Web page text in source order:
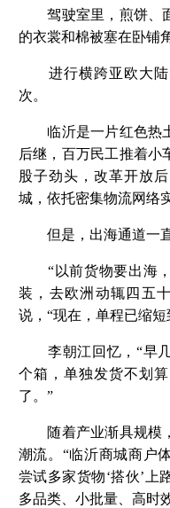
驾驶室里，煎饼、面
的衣裳和棉被塞在卧铺
进行横跨亚欧大陆
次。
临沂是一片红色热土
后继，百万民工推着小
股子劲头，改革开放
城，依托密集物流网络
但是，出海通道一直
“以前货物要出海，
装，去欧洲动辄四五
说，“现在，单程已缩短
李朝江回忆，“早几
个箱，单独发货不划
了。”
随着产业渐具规模，
潮流。“临沂商城商户
尝试多家货物‘搭伙’上
多品类、小批量、高时